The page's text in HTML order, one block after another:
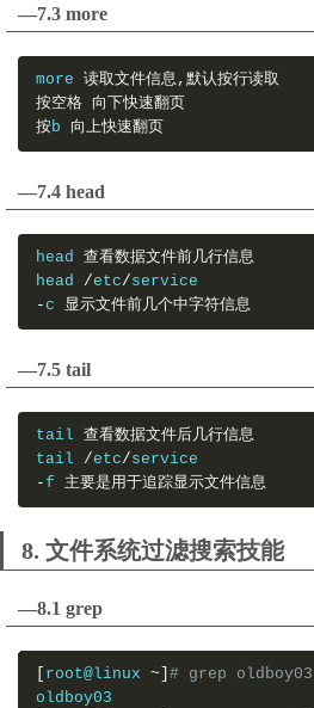
—7.3 more
more 读取文件信息,默认按行读取
按空格 向下快速翻页
按b 向上快速翻页
—7.4 head
head 查看数据文件前几行信息
head /etc/service
-c 显示文件前几个中字符信息
—7.5 tail
tail 查看数据文件后几行信息
tail /etc/
-f 主要是用于追踪显示文件信息
8. 文件系统过滤搜索技能
—8.1 grep
[ root@linux ~] # grep
oldboy03